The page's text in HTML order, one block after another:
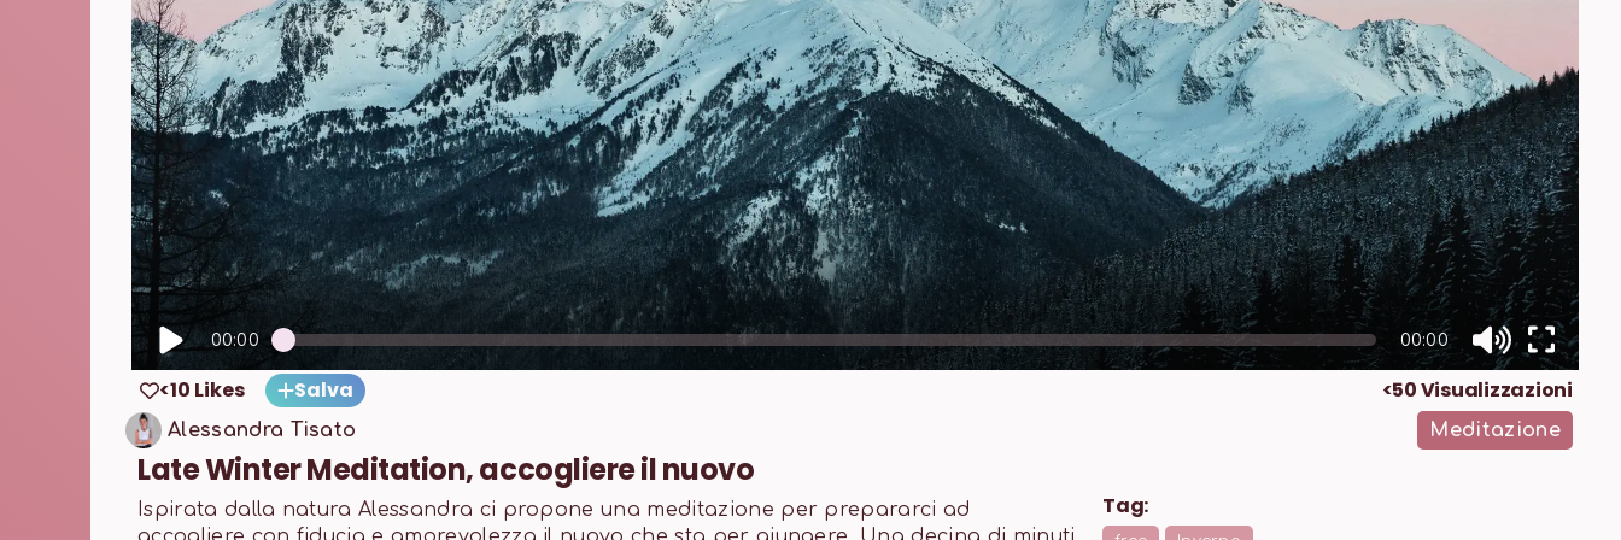
00:00 00:00
<10 Likes Salva <50Visualizzazioni
Alessandra Tisato Meditazione
Late Winter Meditation, accogliere il nuovo
Ispirata dalla natura Alessandra ci propone una meditazione per prepararci ad
Tag: